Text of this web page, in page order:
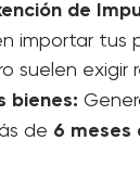
en tres
de
importar